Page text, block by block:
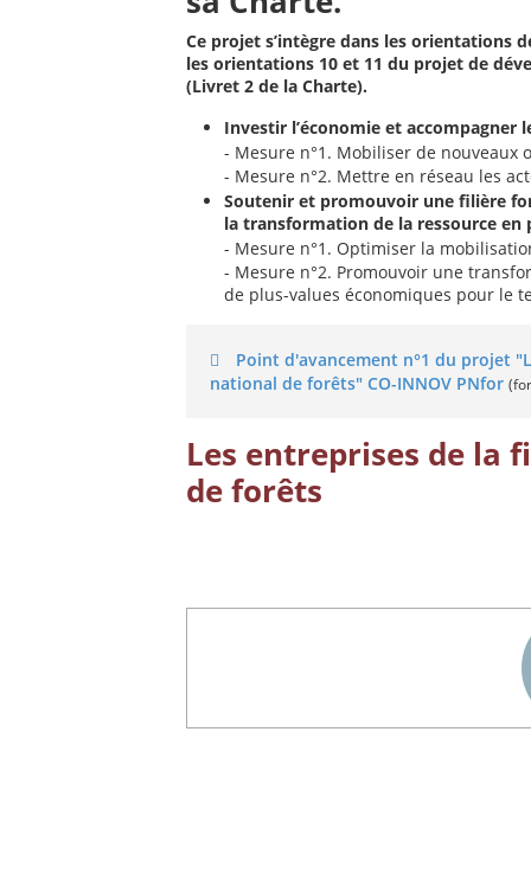
Ce projet s’intègre dans les orientations
les orientations 10 et 11 du projet de
(Livret 2 de la Charte).
Investir l’économie et accompagner
- Mesure n°1. Mobiliser de nouveaux
- Mesure n°2. Mettre en réseau les
Soutenir et promouvoir une filière
la transformation de la ressource en
- Mesure n°1. Optimiser la
- Mesure n°2. Promouvoir une
de plus-values économiques pour le
Point d'avancement n°1 du projet
national de forêts" CO-INNOV PNfor
Les entreprises de la
de forêts